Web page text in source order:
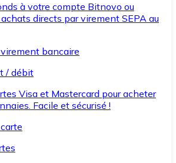
à votre compte Bitnovo ou
directs par virement SEPA au
bancaire
/ débit
Visa et Mastercard pour acheter
Facile et sécurisé !